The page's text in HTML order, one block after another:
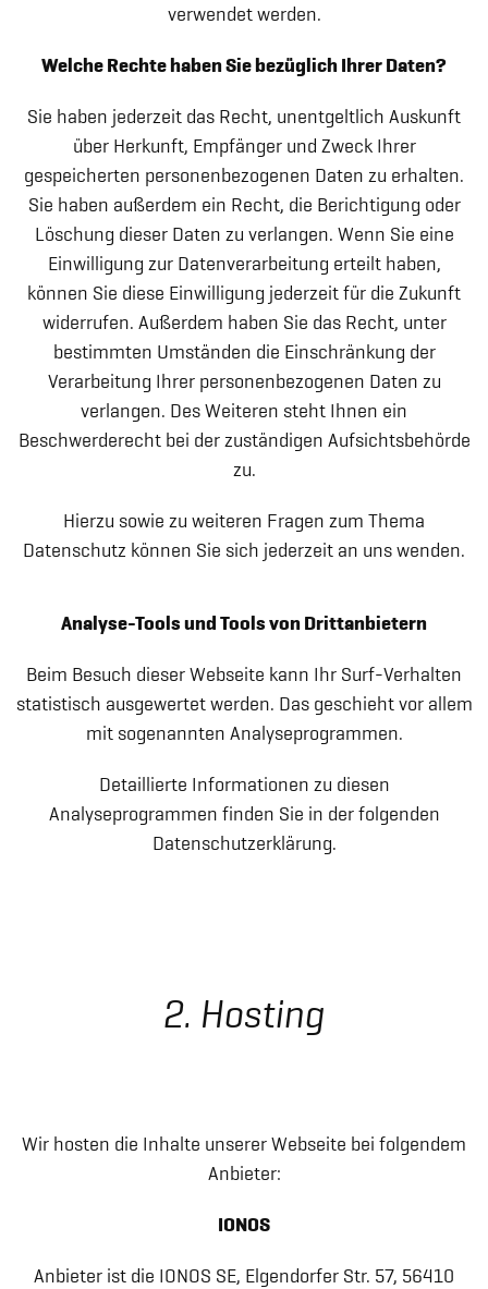
verwendet werden.
Welche Rechte haben Sie bezüglich Ihrer Daten?
Sie haben jederzeit das Recht, unentgeltlich Auskunft
über Herkunft, Empfänger und Zweck Ihrer
gespeicherten personenbezogenen Daten zu erhalten.
Sie haben außerdem ein Recht, die Berichtigung oder
Löschung dieser Daten zu verlangen. Wenn Sie eine
Einwilligung zur Datenverarbeitung erteilt haben,
können Sie diese Einwilligung jederzeit für die Zukunft
widerrufen. Außerdem haben Sie das Recht, unter
bestimmten Umständen die Einschränkung der
Verarbeitung Ihrer personenbezogenen Daten zu
verlangen. Des Weiteren steht Ihnen ein
Beschwerderecht bei der zuständigen Aufsichtsbehörde
zu.
Hierzu sowie zu weiteren Fragen zum Thema
Datenschutz können Sie sich jederzeit an uns wenden.
Analyse-Tools und Tools von Drittanbietern
Beim Besuch dieser Webseite kann Ihr Surf-Verhalten
statistisch ausgewertet werden. Das geschieht vor allem
mit sogenannten Analyseprogrammen.
Detaillierte Informationen zu diesen
Analyseprogrammen finden Sie in der folgenden
Datenschutzerklärung.
2. Hosting
Wir hosten die Inhalte unserer Webseite bei folgendem
Anbieter:
IONOS
Anbieter ist die IONOS SE, Elgendorfer Str. 57, 56410